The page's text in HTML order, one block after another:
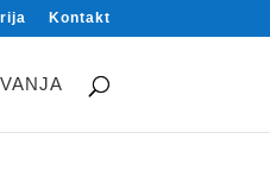
Kontakt